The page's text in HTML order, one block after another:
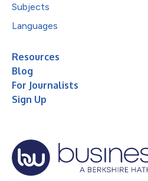
Subjects
Languages
Resources
Blog
For Journalists
Sign Up